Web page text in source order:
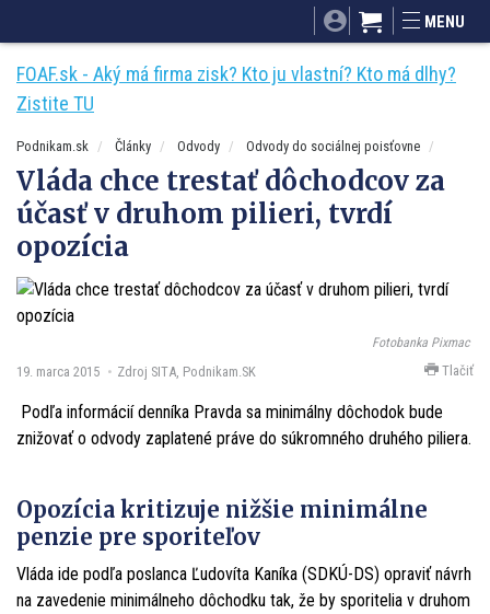
Mnamky-recepty.sk
MENU
FOAF.sk - Aký má firma zisk? Kto ju vlastní? Kto má dlhy?
Zistite TU
Podnikam.sk Články Odvody Odvody do sociálnej poisťovne
Vláda chce trestať dôchodcov za
účasť v druhom pilieri, tvrdí
opozícia
Fotobanka Pixmac
19. marca 2015 Zdroj SITA, Podnikam.SK Tlačiť
Podľa informácií denníka Pravda sa minimálny dôchodok bude
znižovať o odvody zaplatené práve do súkromného druhého piliera.
Opozícia kritizuje nižšie minimálne
penzie pre sporiteľov
Vláda ide podľa poslanca Ľudovíta Kaníka (SDKÚ-DS) opraviť návrh
na zavedenie minimálneho dôchodku tak, že by sporitelia v druhom